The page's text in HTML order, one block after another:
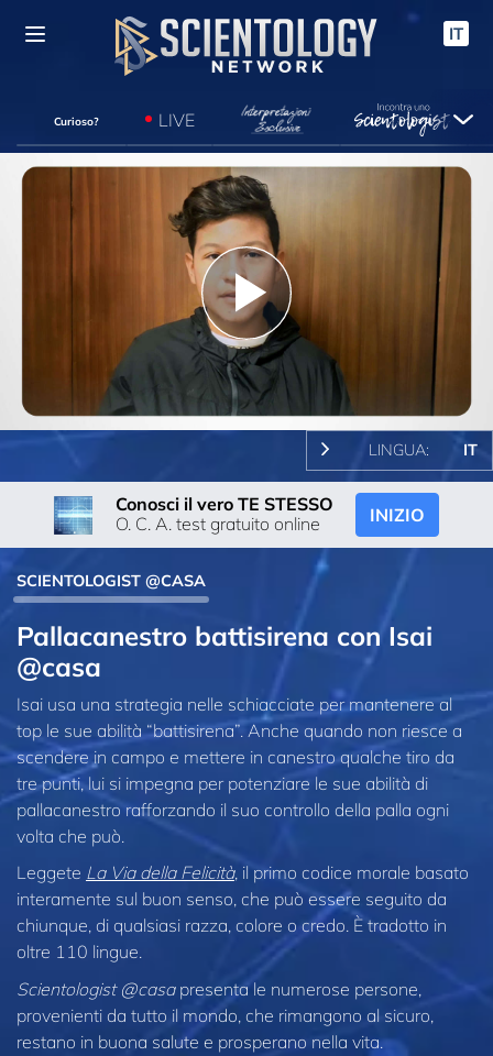
IT
Curioso? LIVE
Play
Video
LINGUA: IT
Conosci il vero TE STESSO
O. C. A. test gratuito online
INIZIO
SCIENTOLOGIST @CASA
Pallacanestro battisirena con Isai
@casa
Isai usa una strategia nelle schiacciate per mantenere al
top le sue abilità “battisirena”. Anche quando non riesce a
scendere in campo e mettere in canestro qualche tiro da
tre punti, lui si impegna per potenziare le sue abilità di
pallacanestro rafforzando il suo controllo della palla ogni
volta che può.
Leggete La Via della Felicità, il primo codice morale basato
interamente sul buon senso, che può essere seguito da
chiunque, di qualsiasi razza, colore o credo. È tradotto in
oltre 110 lingue.
Scientologist @casapresenta le numerose persone,
provenienti da tutto il mondo, che rimangono al sicuro,
restano in buona salute e prosperano nella vita.